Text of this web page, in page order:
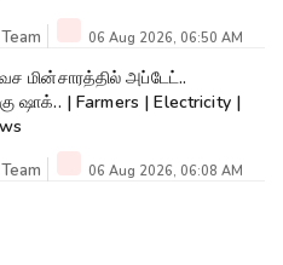
06 Aug 2026, 06:50 AM
மின்சாரத்தில் அப்டேட்..
ஷாக்.. | Farmers | Electricity |
06 Aug 2026, 06:08 AM